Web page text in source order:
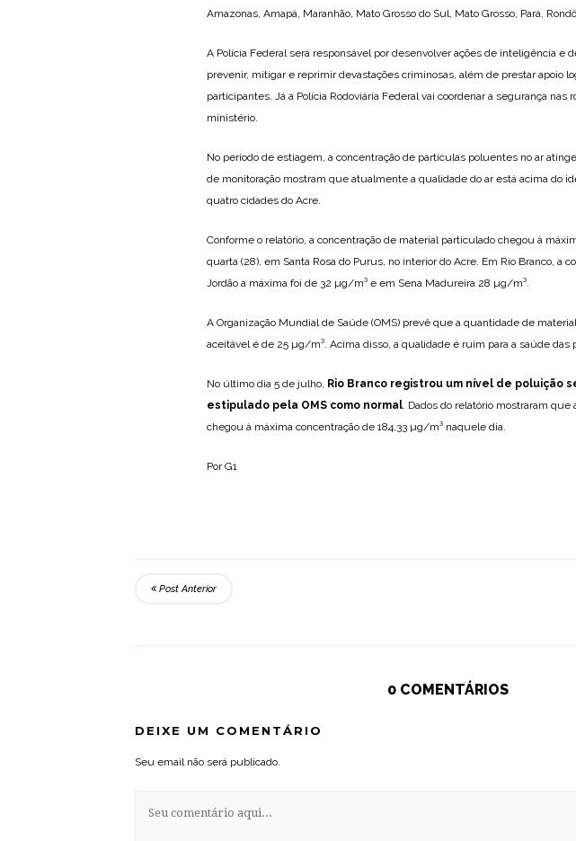
Amazonas, Amapá, Maranhão, Mato Grosso do Sul, Mato Grosso, Pará,
A Polícia Federal será responsável por desenvolver ações de inteligência e
prevenir, mitigar e reprimir devastações criminosas, além de prestar apoio
participantes. Já a Polícia Rodoviária Federal vai coordenar a segurança nas
ministério.
No período de estiagem, a concentração de partículas poluentes no ar
de monitoração mostram que atualmente a qualidade do ar está acima do
quatro cidades do Acre.
Conforme o relatório, a concentração de material particulado chegou à
quarta (28), em Santa Rosa do Purus, no interior do Acre. Em Rio Branco, a
Jordão a máxima foi de 32 µg/m³ e em Sena Madureira 28 µg/m³.
A Organização Mundial de Saúde (OMS) prevê que a quantidade de
aceitável é de 25 µg/m³. Acima disso, a qualidade é ruim para a saúde das
No último dia 5 de julho, Rio Branco registrou um nível de poluição
estipulado pela OMS como normal. Dados do relatório mostraram
chegou à máxima concentração de 184,33 µg/m³ naquele dia.
Por G1
Post Anterior
0 COMENTÁRIOS
DEIXE UM COMENTÁRIO
Seu email não será publicado.